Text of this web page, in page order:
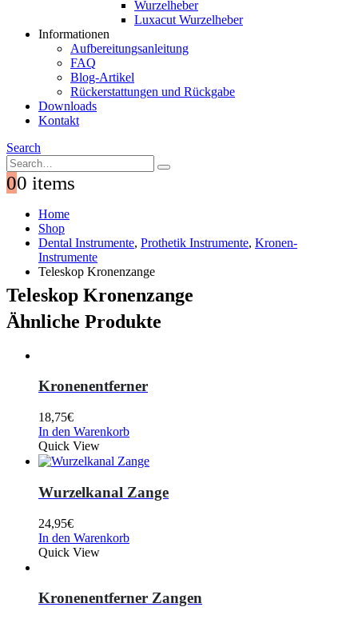
Wurzelheber
Luxacut Wurzelheber
Informationen
Aufbereitungsanleitung
FAQ
Blog-Artikel
Rückerstattungen und Rückgabe
Downloads
Kontakt
Search
00 items
Home
Shop
Dental Instrumente, Prothetik Instrumente, Kronen-
Instrumente
Teleskop Kronenzange
Teleskop Kronenzange
Ähnliche Produkte
Kronenentferner
18,75€
In den Warenkorb
Quick View
Wurzelkanal Zange
24,95€
In den Warenkorb
Quick View
Kronenentferner Zangen